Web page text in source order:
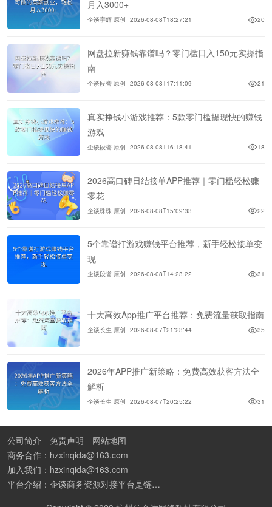
月入3000+
企谈宇辉 原创 2026-08-08T18:27:21 20
网盘拉新赚钱靠谱吗？零门槛日入150元实操指
南
企谈段誉 原创 2026-08-08T17:11:09 21
真实挣钱小游戏推荐：5款零门槛提现快的赚钱
游戏
企谈段誉 原创 2026-08-08T16:18:41 18
2026高口碑日结接单APP推荐｜零门槛轻松赚
零花
企谈珠珠 原创 2026-08-08T15:09:33 22
5个靠谱打游戏赚钱平台推荐，新手轻松接单变
现
企谈段誉 原创 2026-08-08T14:23:22 31
十大高效App推广平台推荐：免费流量获取指南
企谈长生 原创 2026-08-07T21:23:44 35
2026年APP推广新策略：免费高效获客方法全
解析
企谈长生 原创 2026-08-07T20:25:22 31
公司简介 免责声明
网站地图
商务合作：hzxinqida@163.com
加入我们：hzxinqida@163.com
平台介绍：企谈商务资源对接平台是链接资源人脉与客户的平台,也是地推app接任务平台、地推拉新团队接单平台。平台汇聚100W+商务资源，地推拉新、APP推广、BD异业合作等业务可免费发布。同时全国的地推团队和个人都可在地推接单平台找到赚钱项目和分享交流地推问题。